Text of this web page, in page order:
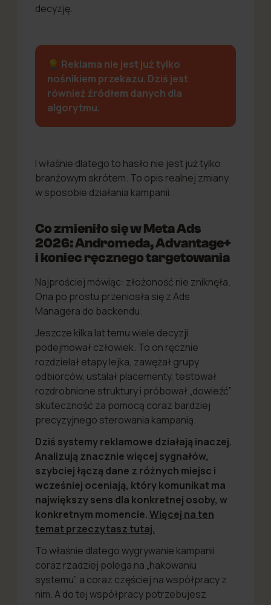
decyzję.
💡 Reklama nie jest już tylko
nośnikiem przekazu. Dziś jest
również źródłem danych dla
algorytmu.
I właśnie dlatego to hasło nie jest już tylko
branżowym skrótem. To opis realnej zmiany
w sposobie działania kampanii.
Co zmieniło się w Meta Ads
2026: Andromeda, Advantage+
i koniec ręcznego targetowania
Najprościej mówiąc: złożoność nie zniknęła.
Ona po prostu przeniosła się z Ads
Managera do backendu.
Jeszcze kilka lat temu wiele decyzji
podejmował człowiek. To on ręcznie
rozdzielał etapy lejka, zawężał grupy
odbiorców, ustalał placementy, testował
rozdrobnione struktury i próbował „dowieźć”
skuteczność za pomocą coraz bardziej
precyzyjnego sterowania kampanią.
Dziś systemy reklamowe działają inaczej.
Analizują znacznie więcej sygnałów,
szybciej łączą dane z różnych miejsc i
wcześniej oceniają, który komunikat ma
największy sens dla konkretnej osoby, w
konkretnym momencie.Więcej na ten
temat przeczytasz tutaj.
To właśnie dlatego wygrywanie kampanii
coraz rzadziej polega na „hakowaniu
systemu”, a coraz częściej na współpracy z
nim. A do tej współpracy potrzebujesz